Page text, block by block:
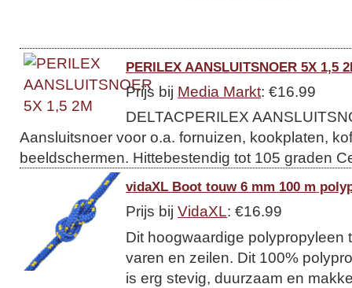
PERILEX AANSLUITSNOER 5X 1,5
Prijs bij Media Markt: €16.99
DELTACPERILEX
Aansluitsnoer voor o.a. fornuizen, kookplaten,
beeldschermen. Hittebestendig tot 105 graden
vidaXL Boot touw 6 mm 100 m
Prijs bij VidaXL: €16.99
Dit hoogwaardige polypropyleen
varen en zeilen. Dit 100%
is erg stevig, duurzaam en